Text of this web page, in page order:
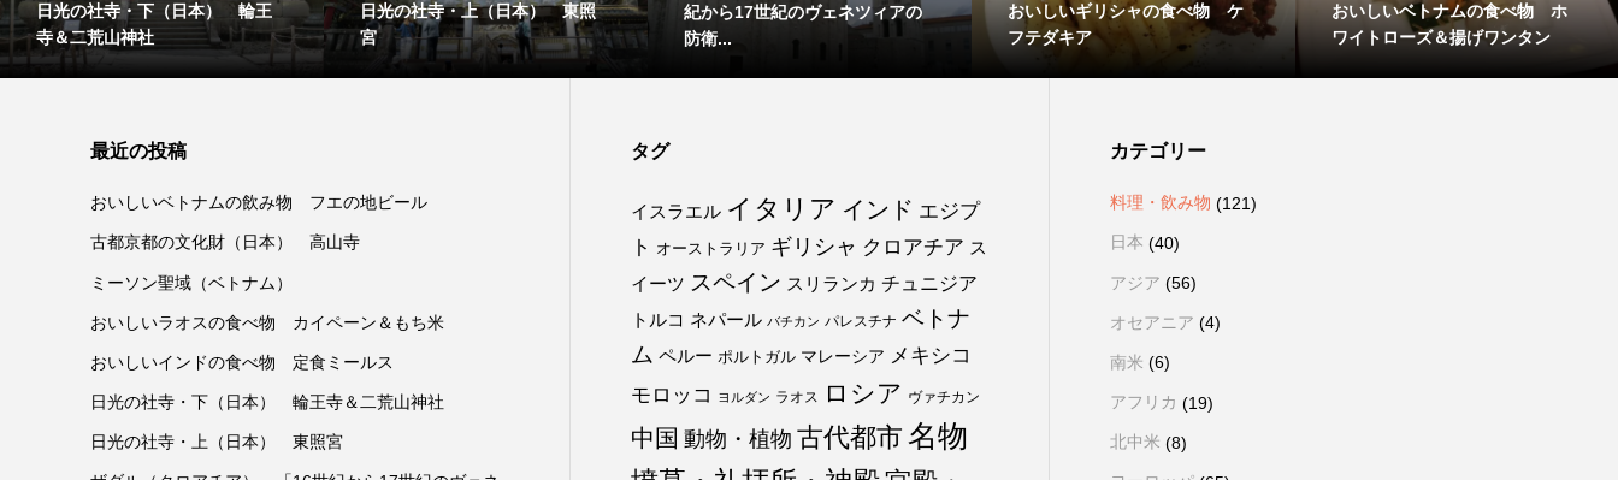
日光の社寺・下（日本） 輪王
寺＆二荒山神社
日光の社寺・上（日本） 東照
宮
紀から17世紀のヴェネツィアの
防衛...
おいしいギリシャの食べ物 ケ
フテダキア
おいしいベトナムの食べ物 ホ
ワイトローズ＆揚げワンタン
最近の投稿
おいしいベトナムの飲み物 フエの地ビール
古都京都の文化財（日本） 高山寺
ミーソン聖域（ベトナム）
おいしいラオスの食べ物 カイペーン＆もち米
おいしいインドの食べ物 定食ミールス
日光の社寺・下（日本） 輪王寺＆二荒山神社
日光の社寺・上（日本） 東照宮
タグ
イスラエル イタリア インド エジプ
ト オーストラリア ギリシャ クロアチア ス
イーツ スペイン スリランカ チュニジア
トルコ ネパール バチカン パレスチナ ベトナ
ム ペルー ポルトガル マレーシア メキシコ
モロッコ
ヨルダン ラオス ロシア ヴァチカン
中国 動物・植物 古代都市 名物
カテゴリー
料理・飲み物 (121)
日本 (40)
アジア (56)
オセアニア (4)
南米 (6)
アフリカ (19)
北中米 (8)